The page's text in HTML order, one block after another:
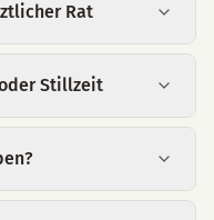
Rat
Stillzeit